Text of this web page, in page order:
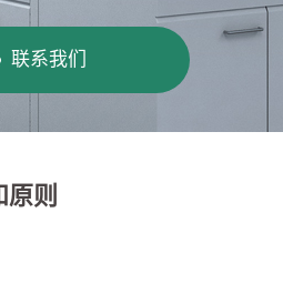
联系我们
原则